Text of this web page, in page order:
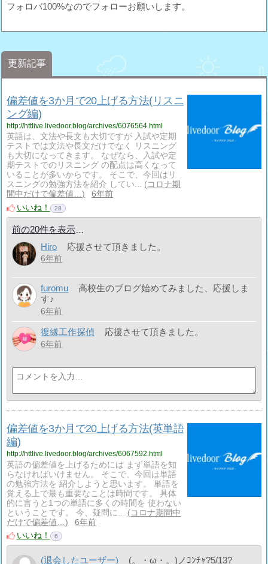
フォロバ100%なのでフォローお願いします。
更新記事
偏差値を3か月で20上げる方法(リスニ
ング編)
http://httlive.livedoor.blog/archives/6076564.html
英語は、文法や長文も大切ですが 入試や定期
テストでは文法や長文だけでなく リスニング
も大切になってきます。 なぜなら、入試や定
期テストでのリスニング の配点は高くなって
いることが多いからです。 そこで、今回はリ
スニングの勉強方法を紹介 してい...
コロナ期
間中だけで偏差値…
6年前
いいね！
28
前の20件を表示
Hiro
応援させて頂きました。
6年前
furomu
高校生のブログ始めてみました、応援しま
す♪
6年前
復縁工作探偵 応援させて頂きました。
6年前
偏差値を3か月で20上げる方法(英単語
編)
http://httlive.livedoor.blog/archives/6067592.html
英語の偏差値を上げるためには まず単語を知
らなければいけません。 そこで、今回は単語
の勉強方法を 紹介しようと思います。 単語を
覚える上で最も重要なことは時間です。 具体
的に言うと1つの単語に多くの時間を 使わない
ということです。 今、疑問に...
コロナ期間中
だけで偏差値…
6年前
いいね！
6
(退会したユーザー)
(。・ω・。)ノｺﾝﾁｬ?5/13?